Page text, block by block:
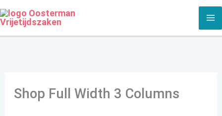
naar
de
Shop Full Width 3 Columns